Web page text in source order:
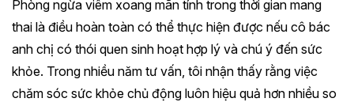
Phòng ngừa viêm xoang mãn tính trong thời gian mang
thai là điều hoàn toàn có thể thực hiện được nếu cô bác
anh chị có thói quen sinh hoạt hợp lý và chú ý đến sức
khỏe. Trong nhiều năm tư vấn, tôi nhận thấy rằng việc
chăm sóc sức khỏe chủ động luôn hiệu quả hơn nhiều so